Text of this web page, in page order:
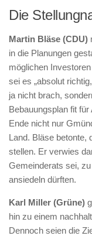
Die
Martin Bläse (CDU)
in die Planungen
möglichen
sei es „absolut
ja nicht brach,
Bebauungsplan fit
Ende nicht nur
Land. Bläse betonte,
stellen. Er verwies
Gemeinderats sei,
ansiedeln dürften.
Karl Miller (Grüne)
hin zu einem
Dennoch seien die